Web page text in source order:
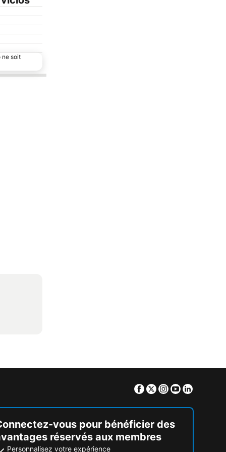
ne soit
Facebook
TwitterInstagram
Youtube
vous pour bénéficier des
réservés aux membres
Personnalisez votre expérience